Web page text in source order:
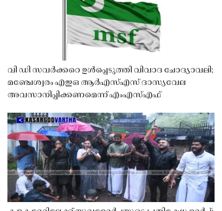
വി ഡി സവർക്കറെ ഉൾപ്പെടുത്തി വിവാദ ചോദ്യാവലി;
മഞ്ചേശ്വരം എഇഒ ആർഎസ്എസ് ദാസ്യവേല
അവസാനിപ്പിക്കണമെന്ന് എംഎസ്എഫ്